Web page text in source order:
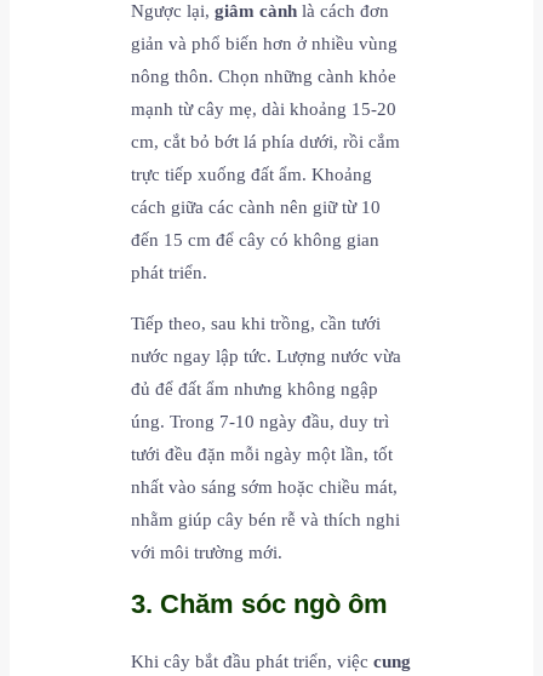
Ngược lại,giâm cành là cách đơn
giản và phổ biến hơn ở nhiều vùng
nông thôn. Chọn những cành khỏe
mạnh từ cây mẹ, dài khoảng 15-20
cm, cắt bỏ bớt lá phía dưới, rồi cắm
trực tiếp xuống đất ẩm. Khoảng
cách giữa các cành nên giữ từ 10
đến 15 cm để cây có không gian
phát triển.
Tiếp theo, sau khi trồng, cần tưới
nước ngay lập tức. Lượng nước vừa
đủ để đất ẩm nhưng không ngập
úng. Trong 7-10 ngày đầu, duy trì
tưới đều đặn mỗi ngày một lần, tốt
nhất vào sáng sớm hoặc chiều mát,
nhằm giúp cây bén rễ và thích nghi
với môi trường mới.
3. Chăm sóc ngò ôm
Khi cây bắt đầu phát triển, việccung